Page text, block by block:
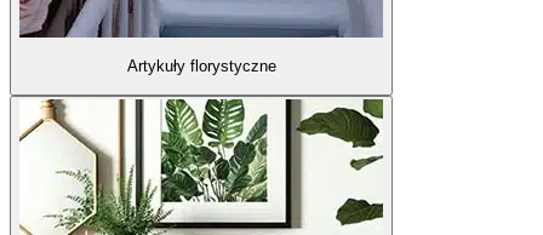
Artykuły florystyczne